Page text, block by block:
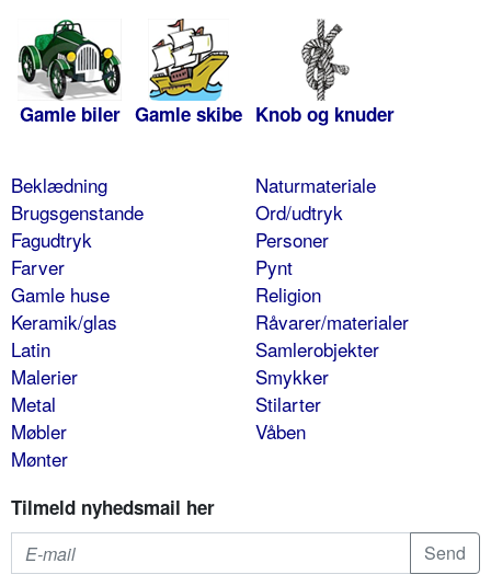
Gamle biler Gamle skibe Knob og knuder
Beklædning
Brugsgenstande
Fagudtryk
Farver
Gamle huse
Keramik/glas
Latin
Malerier
Metal
Møbler
Mønter
Naturmateriale
Ord/udtryk
Personer
Pynt
Religion
Råvarer/materialer
Samlerobjekter
Smykker
Stilarter
Våben
Tilmeld nyhedsmail her